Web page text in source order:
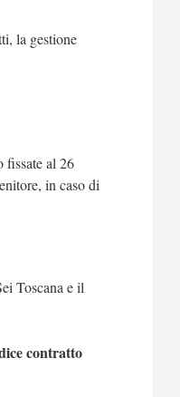
la gestione
fissate al 26
in caso di
Toscana e il
contratto